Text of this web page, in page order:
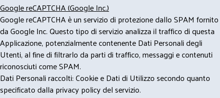
Google reCAPTCHA (Google Inc.)
Google reCAPTCHA è un servizio di protezione dallo SPAM fornito
da Google Inc. Questo tipo di servizio analizza il traffico di questa
Applicazione, potenzialmente contenente Dati Personali degli
Utenti, al fine di filtrarlo da parti di traffico, messaggi e contenuti
riconosciuti come SPAM.
Dati Personali raccolti: Cookie e Dati di Utilizzo secondo quanto
specificato dalla privacy policy del servizio.